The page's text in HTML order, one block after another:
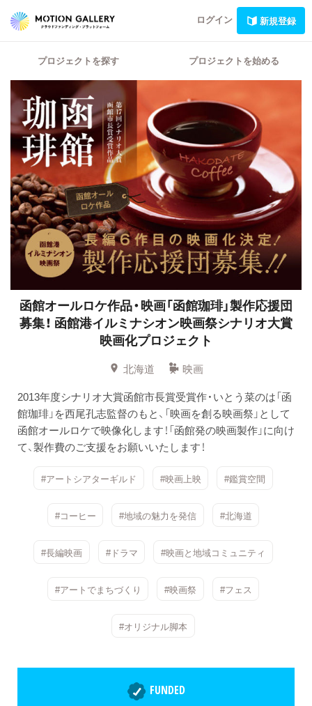
ログイン 新規登録
プロジェクトを探す プロジェクトを始める
函館オールロケ作品・映画「函館珈琲」製作応援団
募集！ 函館港イルミナシオン映画祭シナリオ大賞
映画化プロジェクト
北海道
映画
2013年度シナリオ大賞函館市長賞受賞作・いとう菜のは「函
館珈琲」を西尾孔志監督のもと、「映画を創る映画祭」として
函館オールロケで映像化します！「函館発の映画製作」に向け
て、製作費のご支援をお願いいたします！
#アートシアターギルド #映画上映 #鑑賞空間
#コーヒー #地域の魅力を発信 #北海道
#長編映画 #ドラマ #映画と地域コミュニティ
#アートでまちづくり #映画祭 #フェス
#オリジナル脚本
FUNDED